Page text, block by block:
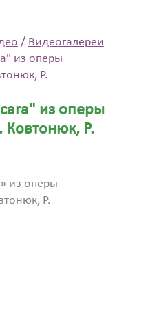
/ Видеогалереи
из оперы
Р.
из оперы
Ковтонюк, Р.
из оперы
Р.